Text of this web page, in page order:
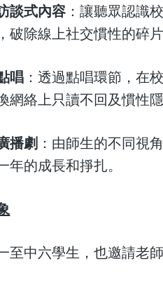
談式內容 ：讓聽眾認識
破除線上社交慣性的碎
唱 ：透過點唱環節，在
網絡上只讀不回及慣性隱
播劇 ：由師生的不同視
年的成長和掙扎。
至中六學生，也邀請老師